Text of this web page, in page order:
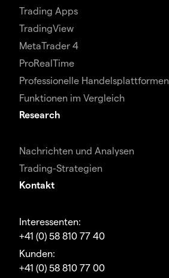
Trading Apps
TradingView
MetaTrader 4
ProRealTime
Professionelle Handelsplattformen
Funktionen im Vergleich
Research
Nachrichten und Analysen
Trading-Strategien
Kontakt
Interessenten:
+41 (0) 58 810 77 40
Kunden:
+41 (0) 58 810 77 00